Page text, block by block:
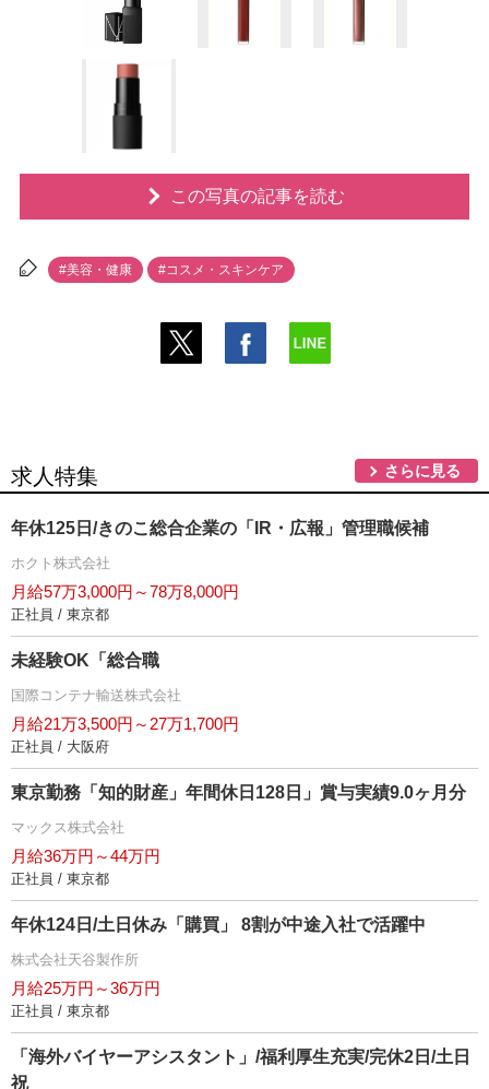
この写真の記事を読む
#美容・健康 #コスメ・スキンケア
求人特集 さらに見る
年休125日/きのこ総合企業の「IR・広報」管理職候補
ホクト株式会社
月給57万3,000円～78万8,000円
正社員 / 東京都
未経験OK「総合職
国際コンテナ輸送株式会社
月給21万3,500円～27万1,700円
正社員 / 大阪府
東京勤務「知的財産」年間休日128日」賞与実績9.0ヶ月分
マックス株式会社
月給36万円～44万円
正社員 / 東京都
年休124日/土日休み「購買」 8割が中途入社で活躍中
株式会社天谷製作所
月給25万円～36万円
正社員 / 東京都
「海外バイヤーアシスタント」/福利厚生充実/完休2日/土日
祝